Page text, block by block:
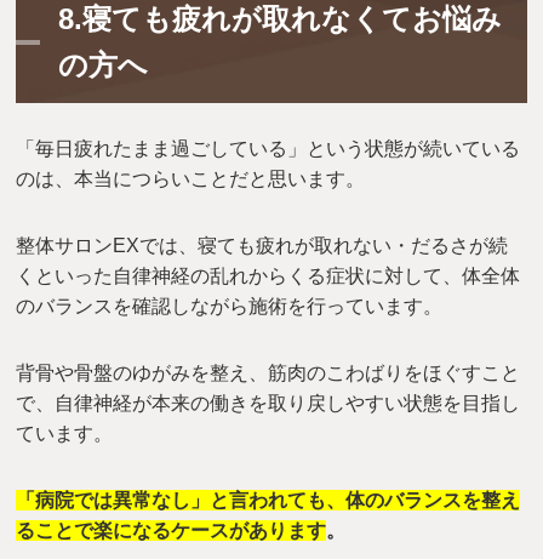
8.寝ても疲れが取れなくてお悩み
の方へ
「毎日疲れたまま過ごしている」という状態が続いている
のは、本当につらいことだと思います。
整体サロンEXでは、寝ても疲れが取れない・だるさが続
くといった自律神経の乱れからくる症状に対して、体全体
のバランスを確認しながら施術を行っています。
背骨や骨盤のゆがみを整え、筋肉のこわばりをほぐすこと
で、自律神経が本来の働きを取り戻しやすい状態を目指し
ています。
「病院では異常なし」と言われても、体のバランスを整え
ることで楽になるケースがあります。